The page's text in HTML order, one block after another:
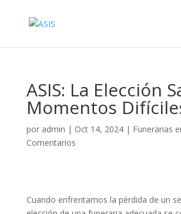
ASIS: La Elección
Momentos
por admin | Oct 14, 2024| Funerarias
Comentarios
Cuando enfrentamos la pérdida de un